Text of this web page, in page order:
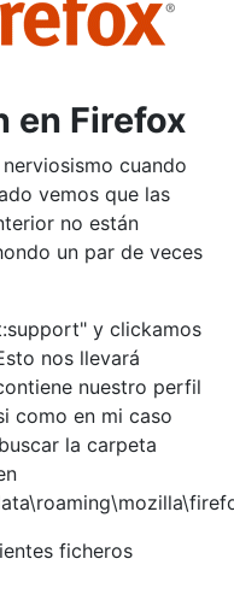
en Firefox
cuando
vemos que las
no están
un par de veces
y clickamos
nos llevará
nuestro perfil
como en mi caso
la carpeta
ficheros